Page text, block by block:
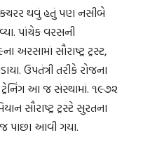
થવું હતું પણ નસીબે
પાંચેક વરસની
અરસામાં સૌરાષ્ટ્ર ટ્રસ્ટ,
ઉપતંત્રી તરીકે રોજના
ટ્રેનિંગ આ જ સંસ્થામાં. ૧૯૭૨
સૌરાષ્ટ્ર ટ્રસ્ટે સુરતના
જ પાછા આવી ગયા.